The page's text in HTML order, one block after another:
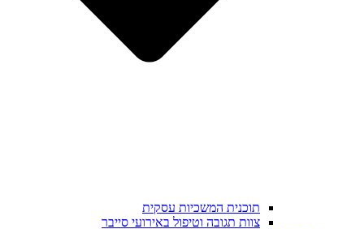
תוכנית המשכיות עסקית
צוות תגובה וטיפול באירועי סייבר